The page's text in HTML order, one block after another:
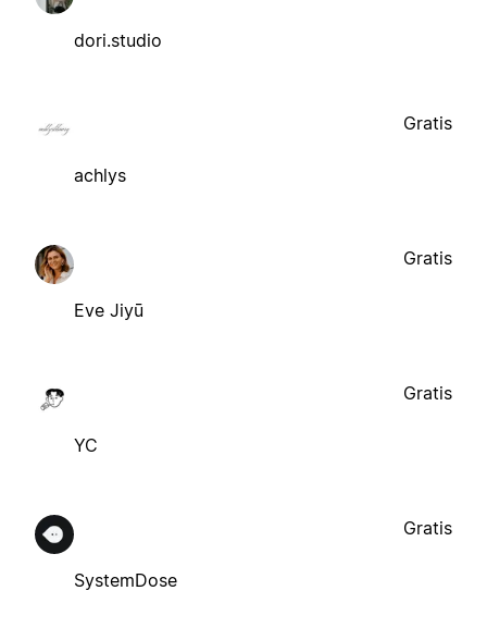
dori.studio
achlys
Gratis
Eve Jiyū
Gratis
YC
Gratis
SystemDose
Gratis